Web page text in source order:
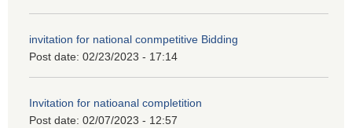
invitation for national conmpetitive Bidding
Post date: 02/23/2023 - 17:14
Invitation for natioanal completition
Post date: 02/07/2023 - 12:57